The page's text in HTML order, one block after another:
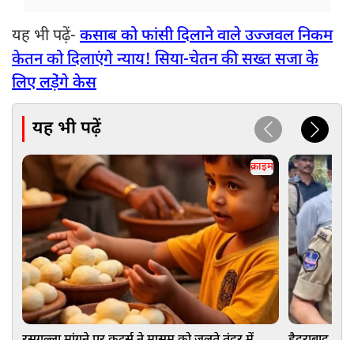
यह भी पढ़ें- कसाब को फांसी दिलाने वाले उज्जवल निकम
केतन को दिलाएंगे न्याय! सिया-चेतन की सख्त सजा के
लिए लडे़ंगे केस
यह भी पढ़ें
क्राइम